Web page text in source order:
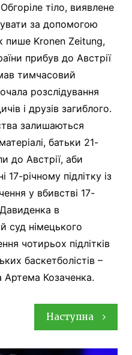
тіло, виявлене
за допомогою
пише Kronen Zeitung,
прибув до Австрії
тимчасовий
розслідування
і друзів загиблого.
залишаються
батьки 21-
до Австрії, аби
17-річному підлітку із
у вбивстві 17-
в
суд німецького
чотирьох підлітків
баскетболістів –
Козаченка.
Наступна